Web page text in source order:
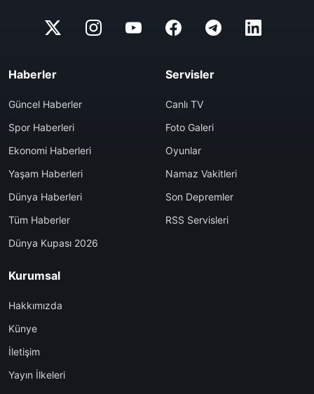
Haberler
Güncel Haberler
Spor Haberleri
Ekonomi Haberleri
Yaşam Haberleri
Dünya Haberleri
Tüm Haberler
Dünya Kupası 2026
Servisler
Canlı TV
Foto Galeri
Oyunlar
Namaz Vakitleri
Son Depremler
RSS Servisleri
Kurumsal
Hakkımızda
Künye
İletişim
Yayın İlkeleri